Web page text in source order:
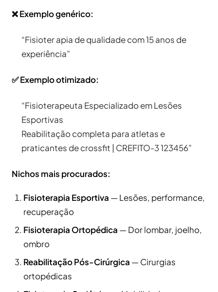
❌ Exemplo genérico:
“Fisioter apia de qualidade com 15 anos de
experiência”
✅ Exemplo otimizado:
“Fisioterapeuta Especializado em Lesões
Esportivas
Reabilitação completa para atletas e
praticantes de crossfit | CREFITO-3 123456”
Nichos mais procurados:
Fisioterapia Esportiva — Lesões, performance,
recuperação
Fisioterapia Ortopédica — Dor lombar, joelho,
ombro
Reabilitação Pós-Cirúrgica — Cirurgias
ortopédicas